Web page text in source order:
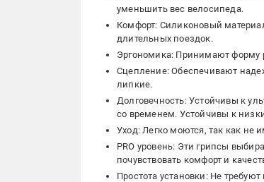
уменьшить вес велосипеда.
Комфорт: Силиконовый
длительных поездок.
Эргономика: Принимают форму
Сцепление: Обеспечивают
липкие.
Долговечность: Устойчивы к
со временем. Устойчивы к
Уход: Легко моются, так как не
PRO уровень: Эти грипсы
почувствовать комфорт и
Простота установки: Не